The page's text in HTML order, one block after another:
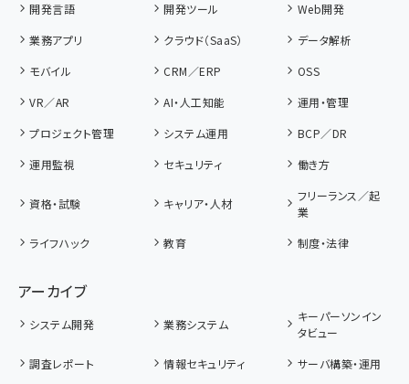
開発言語
開発ツール
Web開発
業務アプリ
クラウド（SaaS）
データ解析
モバイル
CRM／ERP
OSS
VR／AR
AI・人工知能
運用・管理
プロジェクト管理
システム運用
BCP／DR
運用監視
セキュリティ 働き方
資格・試験 キャリア・人材
フリーランス／起
業
ライフハック
教育 制度・法律
アーカイブ
システム開発 業務システム
キーパーソンイン
タビュー
調査レポート
情報セキュリティ
サーバ構築・運用